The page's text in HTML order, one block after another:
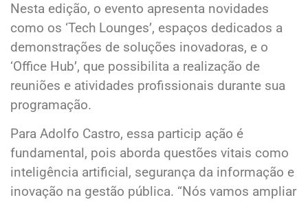
Nesta edição, o evento apresenta novidades
como os ‘Tech Lounges’, espaços dedicados a
demonstrações de soluções inovadoras, e o
‘Office Hub’, que possibilita a realização de
reuniões e atividades profissionais durante sua
programação.
Para Adolfo Castro, essa particip ação é
fundamental, pois aborda questões vitais como
inteligência artificial, segurança da informação e
inovação na gestão pública. “Nós vamos ampliar